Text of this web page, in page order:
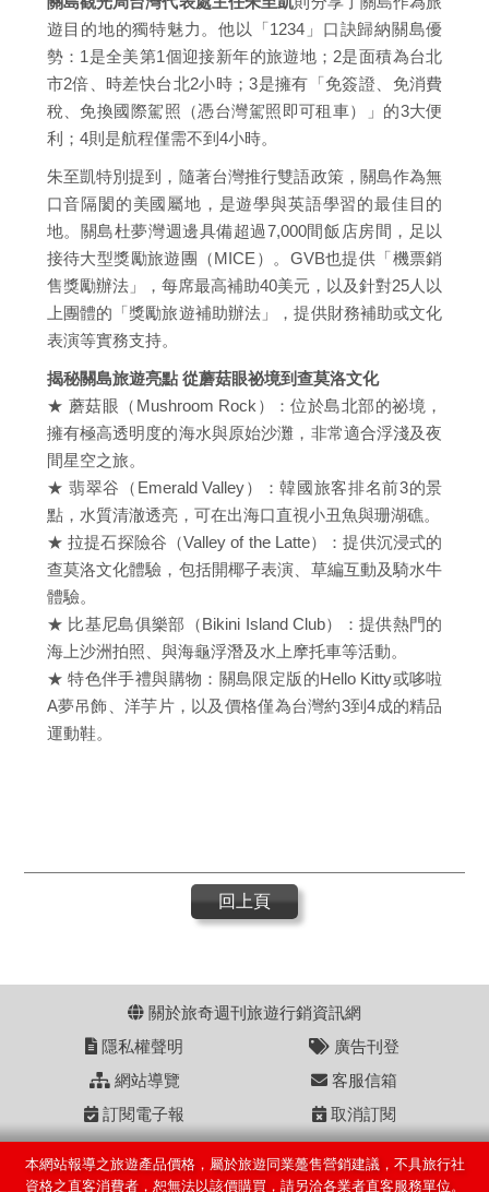
遊目的地的獨特魅力。他以「1234」口訣歸納關島優
勢：1是全美第1個迎接新年的旅遊地；2是面積為台北
市2倍、時差快台北2小時；3是擁有「免簽證、免消費
稅、免換國際駕照（憑台灣駕照即可租車）」的3大便
利；4則是航程僅需不到4小時。
朱至凱特別提到，隨著台灣推行雙語政策，關島作為無
口音隔閡的美國屬地，是遊學與英語學習的最佳目的
地。關島杜夢灣週邊具備超過7,000間飯店房間，足以
接待大型獎勵旅遊團（MICE）。GVB也提供「機票銷
售獎勵辦法」，每席最高補助40美元，以及針對25人以
上團體的「獎勵旅遊補助辦法」，提供財務補助或文化
表演等實務支持。
揭秘關島旅遊亮點 從蘑菇眼祕境到查莫洛文化
★ 蘑菇眼（Mushroom Rock）：位於島北部的祕境，
擁有極高透明度的海水與原始沙灘，非常適合浮淺及夜
間星空之旅。
★ 翡翠谷（Emerald Valley）：韓國旅客排名前3的景
點，水質清澈透亮，可在出海口直視小丑魚與珊湖礁。
★ 拉提石探險谷（Valley of the Latte）：提供沉浸式的
查莫洛文化體驗，包括開椰子表演、草編互動及騎水牛
體驗。
★ 比基尼島俱樂部（Bikini Island Club）：提供熱門的
海上沙洲拍照、與海龜浮潛及水上摩托車等活動。
★ 特色伴手禮與購物：關島限定版的Hello Kitty或哆啦
A夢吊飾、洋芋片，以及價格僅為台灣約3到4成的精品
運動鞋。
回上頁
關於旅奇週刊旅遊行銷資訊網
隱私權聲明
廣告刊登
網站導覽
客服信箱
訂閱電子報
取消訂閱
本網站報導之旅遊產品價格，屬於旅遊同業躉售營銷建議，不具旅行社
資格之直客消費者，恕無法以該價購買，請另洽各業者直客服務單位。